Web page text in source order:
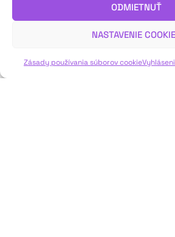
ODMIETNUŤ
NASTAVENIE
Zásady používania súborov cookie
Dramatik Peter Pavlac uvažuje o
drám vychádzajúcich z dokumentárneho
VIAC INFO ↓